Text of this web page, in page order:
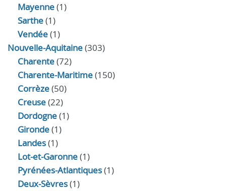
Mayenne(1)
Sarthe(1)
Vendée(1)
Nouvelle-Aquitaine(303)
Charente(72)
Charente-Maritime(150)
Corrèze(50)
Creuse(22)
Dordogne(1)
Gironde(1)
Landes(1)
Lot-et-Garonne(1)
Pyrénées-Atlantiques(1)
Deux-Sèvres(1)